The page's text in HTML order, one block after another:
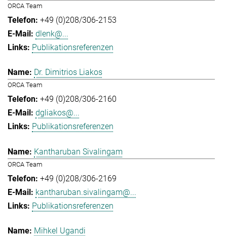
ORCA Team
+49 (0)208/306-2153
dlenk@...
Publikationsreferenzen
Dr. Dimitrios Liakos
ORCA Team
+49 (0)208/306-2160
dgliakos@...
Publikationsreferenzen
Kantharuban Sivalingam
ORCA Team
+49 (0)208/306-2169
kantharuban.sivalingam@...
Publikationsreferenzen
Mihkel Ugandi